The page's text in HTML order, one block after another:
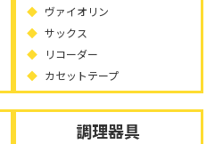
ヴァイオリン
サックス
リコーダー
カセットテープ
調理器具